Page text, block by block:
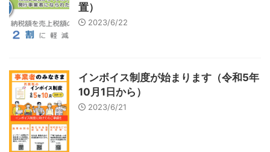
置）
2023/6/22
インボイス制度が始まります（令和5年
10月1日から）
2023/6/21